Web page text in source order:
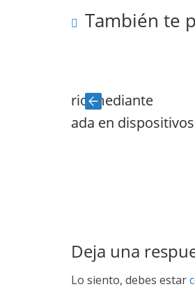
También te
Video
Blender
Deja una
Lo siento, debes estar